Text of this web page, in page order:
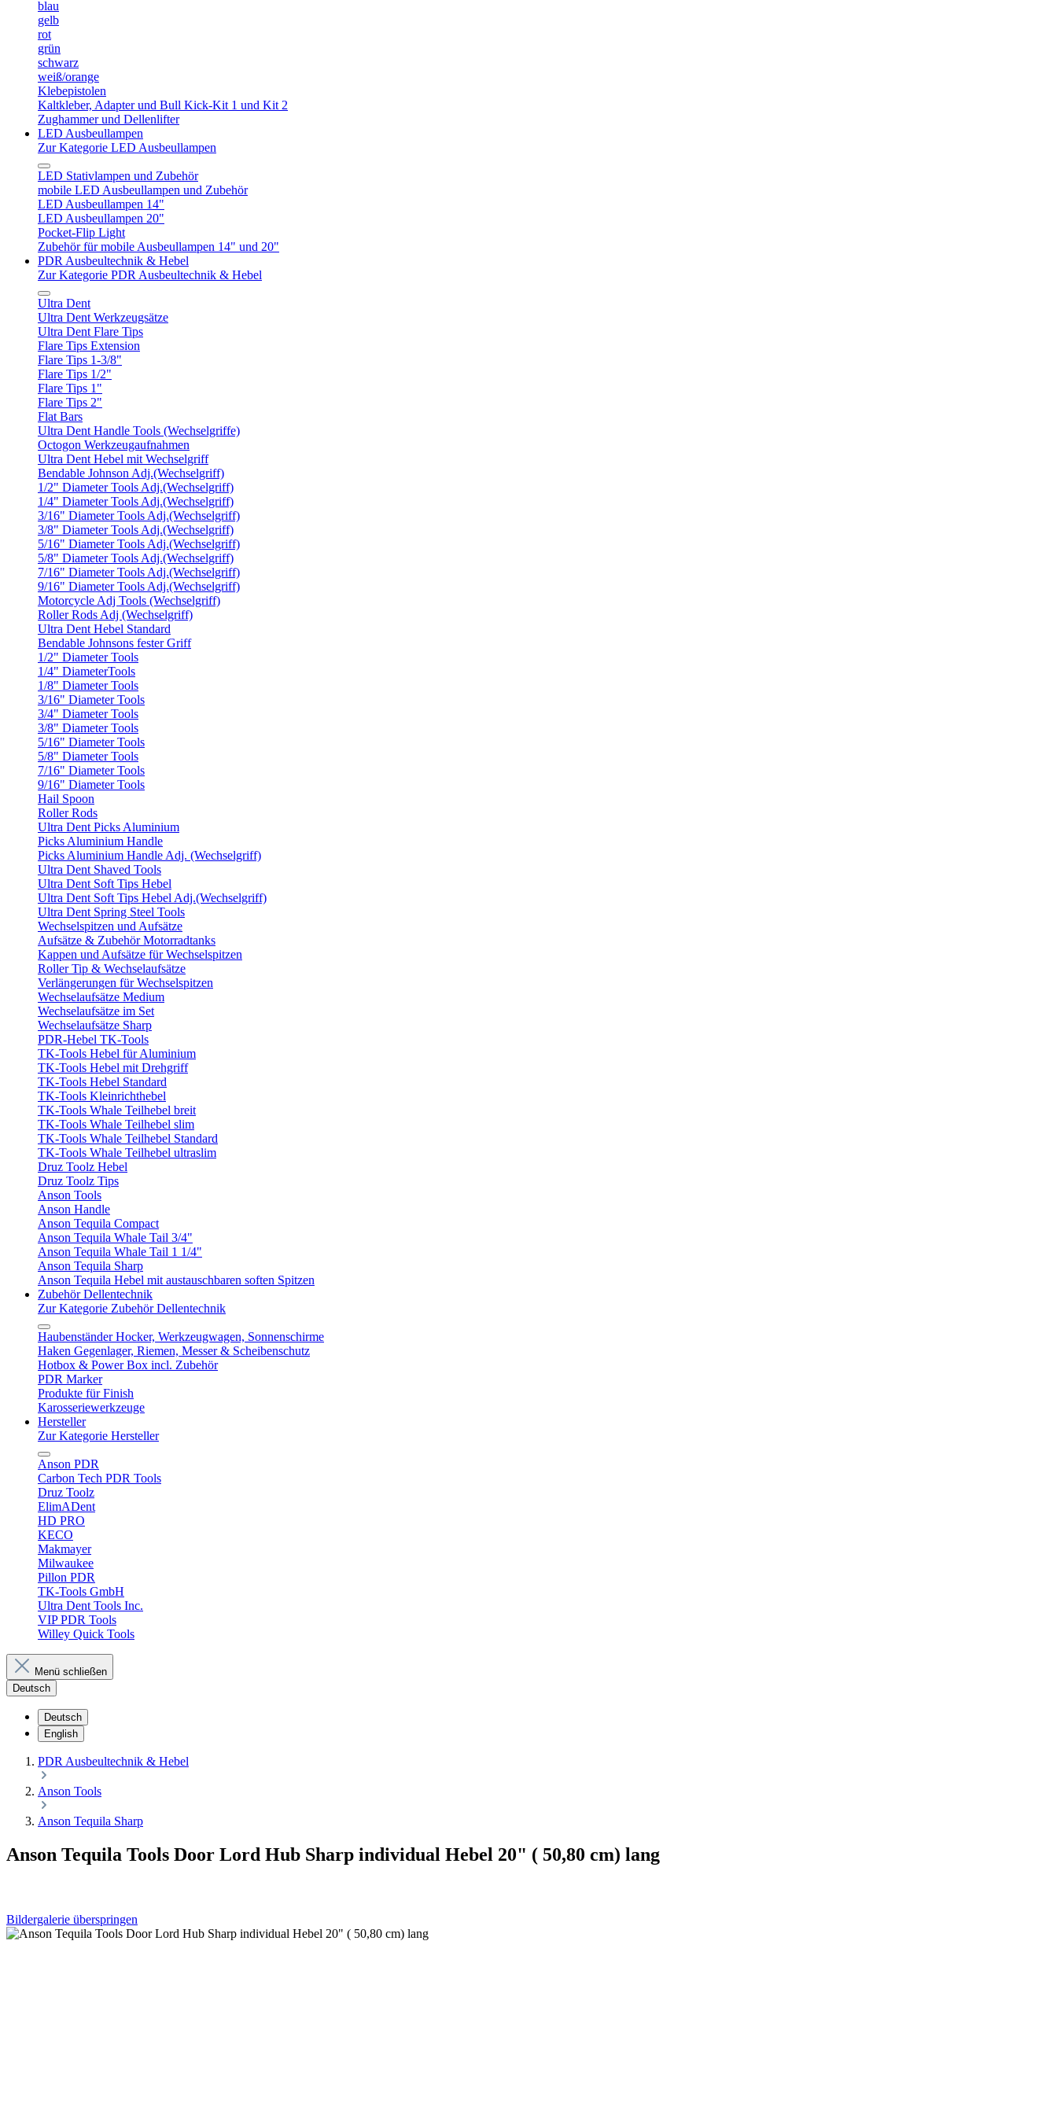
blau
gelb
rot
grün
schwarz
weiß/orange
Klebepistolen
Kaltkleber, Adapter und Bull Kick-Kit 1 und Kit 2
Zughammer und Dellenlifter
LED Ausbeullampen
Zur Kategorie LED Ausbeullampen
LED Stativlampen und Zubehör
mobile LED Ausbeullampen und Zubehör
LED Ausbeullampen 14"
LED Ausbeullampen 20"
Pocket-Flip Light
Zubehör für mobile Ausbeullampen 14" und 20"
PDR Ausbeultechnik & Hebel
Zur Kategorie PDR Ausbeultechnik & Hebel
Ultra Dent
Ultra Dent Werkzeugsätze
Ultra Dent Flare Tips
Flare Tips Extension
Flare Tips 1-3/8"
Flare Tips 1/2"
Flare Tips 1"
Flare Tips 2"
Flat Bars
Ultra Dent Handle Tools (Wechselgriffe)
Octogon Werkzeugaufnahmen
Ultra Dent Hebel mit Wechselgriff
Bendable Johnson Adj.(Wechselgriff)
1/2" Diameter Tools Adj.(Wechselgriff)
1/4" Diameter Tools Adj.(Wechselgriff)
3/16" Diameter Tools Adj.(Wechselgriff)
3/8" Diameter Tools Adj.(Wechselgriff)
5/16" Diameter Tools Adj.(Wechselgriff)
5/8" Diameter Tools Adj.(Wechselgriff)
7/16" Diameter Tools Adj.(Wechselgriff)
9/16" Diameter Tools Adj.(Wechselgriff)
Motorcycle Adj Tools (Wechselgriff)
Roller Rods Adj (Wechselgriff)
Ultra Dent Hebel Standard
Bendable Johnsons fester Griff
1/2" Diameter Tools
1/4" DiameterTools
1/8" Diameter Tools
3/16" Diameter Tools
3/4" Diameter Tools
3/8" Diameter Tools
5/16" Diameter Tools
5/8" Diameter Tools
7/16" Diameter Tools
9/16" Diameter Tools
Hail Spoon
Roller Rods
Ultra Dent Picks Aluminium
Picks Aluminium Handle
Picks Aluminium Handle Adj. (Wechselgriff)
Ultra Dent Shaved Tools
Ultra Dent Soft Tips Hebel
Ultra Dent Soft Tips Hebel Adj.(Wechselgriff)
Ultra Dent Spring Steel Tools
Wechselspitzen und Aufsätze
Aufsätze & Zubehör Motorradtanks
Kappen und Aufsätze für Wechselspitzen
Roller Tip & Wechselaufsätze
Verlängerungen für Wechselspitzen
Wechselaufsätze Medium
Wechselaufsätze im Set
Wechselaufsätze Sharp
PDR-Hebel TK-Tools
TK-Tools Hebel für Aluminium
TK-Tools Hebel mit Drehgriff
TK-Tools Hebel Standard
TK-Tools Kleinrichthebel
TK-Tools Whale Teilhebel breit
TK-Tools Whale Teilhebel slim
TK-Tools Whale Teilhebel Standard
TK-Tools Whale Teilhebel ultraslim
Druz Toolz Hebel
Druz Toolz Tips
Anson Tools
Anson Handle
Anson Tequila Compact
Anson Tequila Whale Tail 3/4"
Anson Tequila Whale Tail 1 1/4"
Anson Tequila Sharp
Anson Tequila Hebel mit austauschbaren soften Spitzen
Zubehör Dellentechnik
Zur Kategorie Zubehör Dellentechnik
Haubenständer Hocker, Werkzeugwagen, Sonnenschirme
Haken Gegenlager, Riemen, Messer & Scheibenschutz
Hotbox & Power Box incl. Zubehör
PDR Marker
Produkte für Finish
Karosseriewerkzeuge
Hersteller
Zur Kategorie Hersteller
Anson PDR
Carbon Tech PDR Tools
Druz Toolz
ElimADent
HD PRO
KECO
Makmayer
Milwaukee
Pillon PDR
TK-Tools GmbH
Ultra Dent Tools Inc.
VIP PDR Tools
Willey Quick Tools
Menü schließen
Deutsch
Deutsch
English
PDR Ausbeultechnik & Hebel
Anson Tools
Anson Tequila Sharp
Anson Tequila Tools Door Lord Hub Sharp individual Hebel 20" ( 50,80 cm) lang
Bildergalerie überspringen